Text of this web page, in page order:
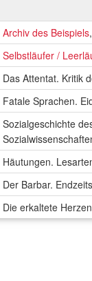
Archiv des Beispiels
Selbstläufer /
Das Attentat. Kritik
Fatale Sprachen.
Sozialgeschichte
Häutungen.
Der Barbar.
Die erkaltete